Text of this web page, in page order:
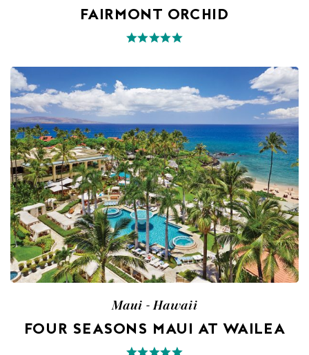
FAIRMONT ORCHID
Maui - Hawaii
FOUR SEASONS MAUI AT WAILEA